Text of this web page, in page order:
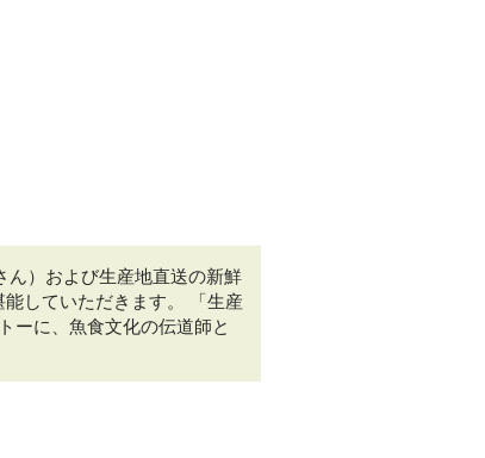
ん）および生産地直送の新鮮
していただきます。 「生産
ーに、魚食文化の伝道師と